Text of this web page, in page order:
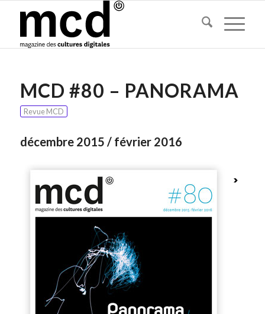
MCD #80 – PANORAMA
Revue MCD
décembre 2015 / février 2016
>